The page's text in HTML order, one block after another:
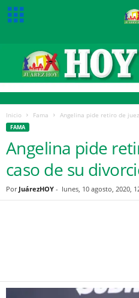
Inicio Fama Angelina pide retiro de
FAMA
Angelina pide
caso de su
Por JuárezHOY - lunes, 10 agosto, 2020,